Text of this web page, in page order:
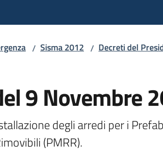
/ Sisma 2012 / Decreti del
9 Novembre
degli arredi per i
(PMRR).